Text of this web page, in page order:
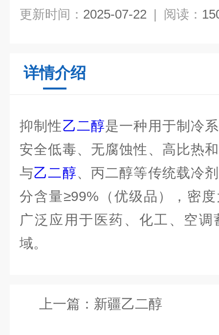
更新时间： 2025-07-22 | 阅读：
详情介绍
抑制性乙二醇是一种用于制冷
安全低毒、无腐蚀性、高比热
与乙二醇、丙二醇等传统载冷
分含量≥99%（优级品），密度
广泛应用于医药、化工、空
域。
上一篇： 新疆乙二醇